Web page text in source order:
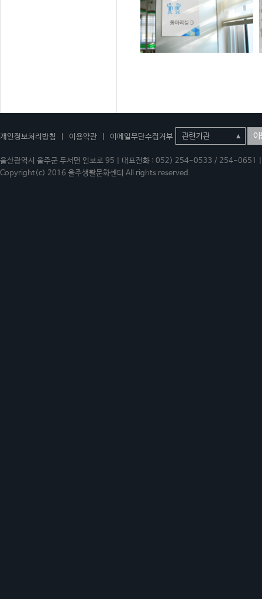
개인정보처리방침 이용약관 이메일무단수집거부 이
울산광역시 울주군 두서면 인보로 95 | 대표전화 : 052) 254-0533 / 254-
Copyright(c) 2016 울주생활문화센터 All rights reserved.